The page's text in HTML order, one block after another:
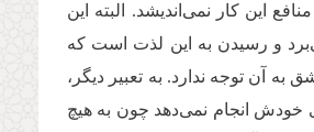
این کار نمی‌اندیشد. البته این
و رسیدن به این لذت است که
آن توجه ندارد. به تعبیر دیگر،
خودش انجام نمی‌دهد چون به هیچ